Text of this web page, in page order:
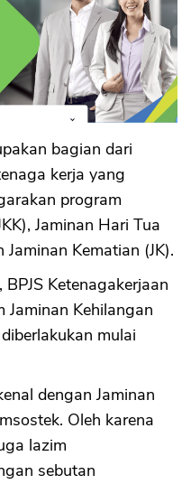
bagian dari
kerja yang
program
Jaminan Hari Tua
Kematian (JK).
Ketenagakerjaan
Kehilangan
mulai
dengan Jaminan
Oleh karena
lazim
sebutan